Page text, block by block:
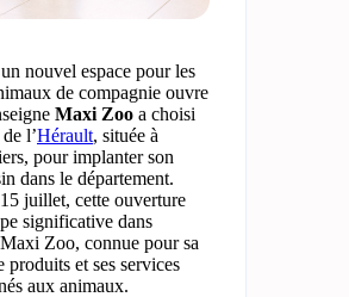
nouvel espace pour les
de compagnie ouvre
Maxi Zoo a choisi
l’Hérault, située à
pour implanter son
dans le département.
juillet, cette ouverture
significative dans
Zoo, connue pour sa
produits et ses services
aux animaux.